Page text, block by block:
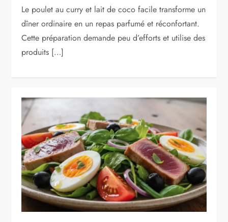
Le poulet au curry et lait de coco facile transforme un
dîner ordinaire en un repas parfumé et réconfortant.
Cette préparation demande peu d’efforts et utilise des
produits […]